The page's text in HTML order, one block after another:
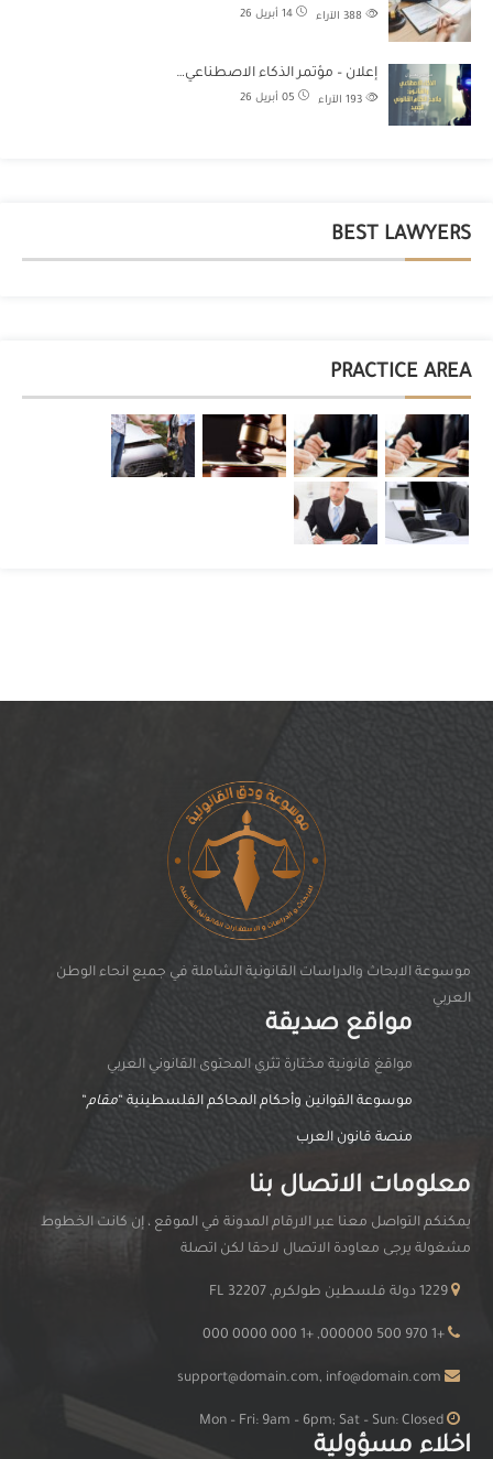
14 أبريل 26 الآراء
إعلان – مؤتمر الذكاء الاصطناعي…
05 أبريل 26 الآراء
BEST LAWYERS
PRACTICE AREA
موسوعة الابحاث والدراسات القانونية الشاملة في جميع انحاء الوطن
العربي
مواقع صديقة
مواقغ قانونية مختارة تثري المحتوى القانوني العربي
موسوعة القوانين وأحكام المحاكم الفلسطينية “مقام“
منصة قانون العرب
معلومات الاتصال بنا
يمكنكم التواصل معنا عبر الارقام المدونة في الموقع ، إن كانت الخطوط
مشغولة يرجى معاودة الاتصال لاحقا لكن اتصلة
+1 970 500 000000, +1 000 0000 000
اخلاء مسؤولية